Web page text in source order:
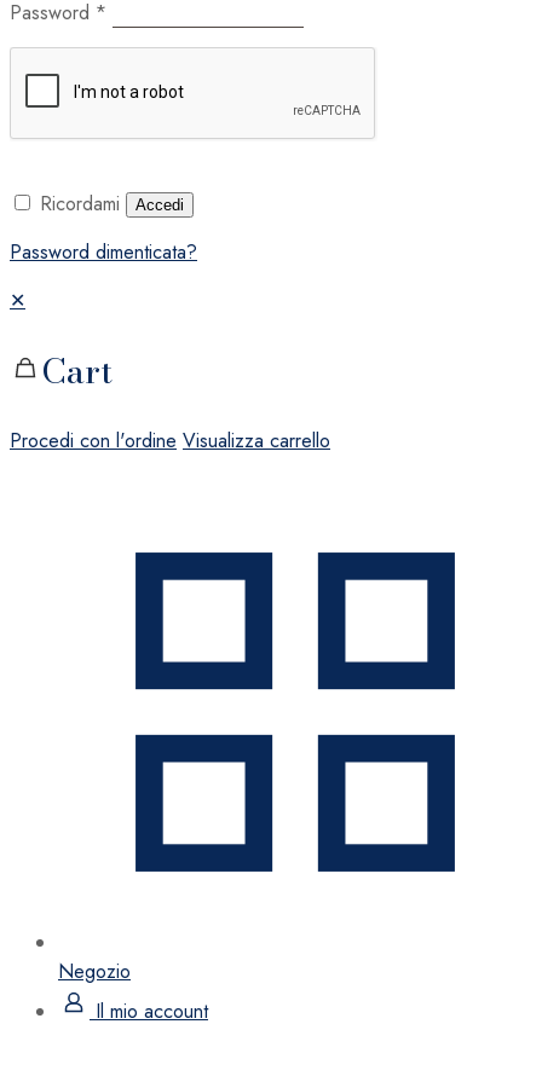
Password *
Ricordami Accedi
Password dimenticata?
✕
Cart
Procedi con l'ordine Visualizza carrello
Negozio
Il mio account